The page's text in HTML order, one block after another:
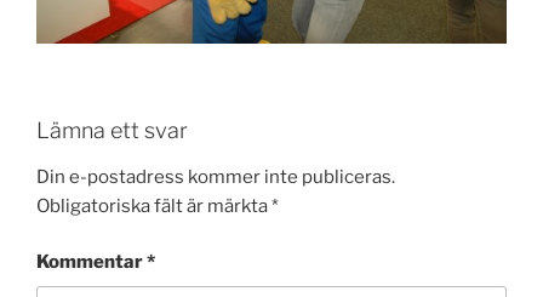
Lämna ett svar
Din e-postadress kommer inte publiceras.
Obligatoriska fält är märkta*
Kommentar*